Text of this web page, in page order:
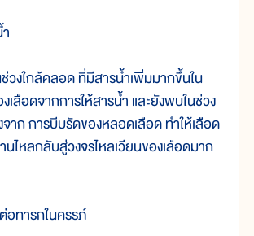
กล้คลอด ที่มีสารน้ำเพิ่มมากขึ้นใน
เลือดจากการให้สารน้ำ และยังพบในช่วง
าก การบีบรัดของหลอดเลือด ทำให้เลือด
นไหลกลับสู่วงจรไหลเวียนของเลือดมาก
อทารกในครรภ์